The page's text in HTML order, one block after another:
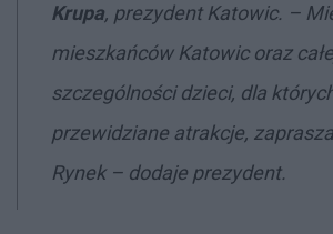
Krupa, prezydent Katowic. –
mieszkańców Katowic oraz
szczególności dzieci, dla
przewidziane atrakcje,
Rynek – dodaje prezydent.